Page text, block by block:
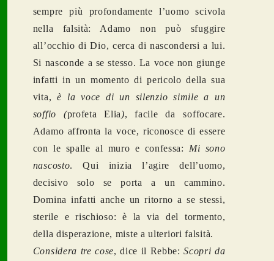
sempre più profondamente l’uomo scivola
nella falsità: Adamo non può sfuggire
all’occhio di Dio, cerca di nascondersi a lui.
Si nasconde a se stesso. La voce non giunge
infatti in un momento di pericolo della sua
vita,è la voce di un silenzio simile a un
soffio (profeta Elia), facile da
soffocare.
Adamo affronta la voce, riconosce di essere
con le spalle al muro e confessa: Mi sono
nascosto. Qui inizia l’agire dell’uomo,
decisivo solo se porta a un cammino.
Domina infatti anche un ritorno a se stessi,
sterile e rischioso: è la via del tormento,
della disperazione, miste a ulteriori falsità.
Considera tre cose, dice il Rebbe:Scopri da